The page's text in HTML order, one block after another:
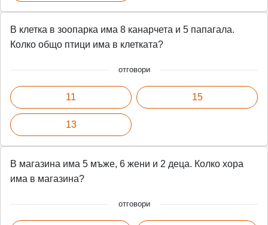
В клетка в зоопарка има 8 канарчета и 5 папагала.
Колко общо птици има в клетката?
отговори
11
13
15
В магазина има 5 мъже, 6 жени и 2 деца. Колко хора
има в магазина?
отговори